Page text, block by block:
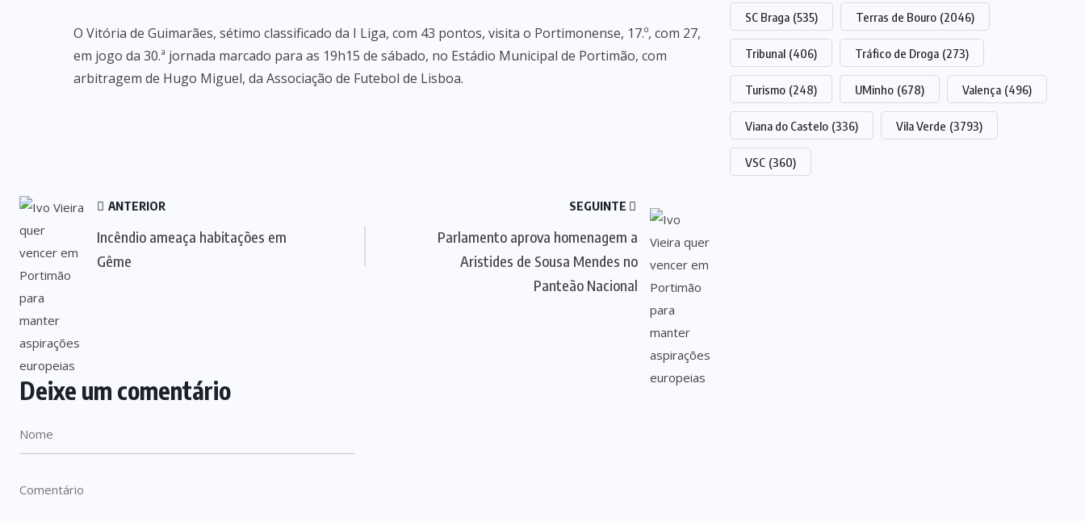
O Vitória de Guimarães, sétimo classificado da I Liga, com 43 pontos, visita o Portimonense, 17.º, com 27,
em jogo da 30.ª jornada marcado para as 19h15 de sábado, no Estádio Municipal de Portimão, com
arbitragem de Hugo Miguel, da Associação de Futebol de Lisboa.
ANTERIOR
Incêndio ameaça habitações em
Gême
SEGUINTE
Parlamento aprova homenagem a
Aristides de Sousa Mendes no
Panteão Nacional
Deixe um comentário
SC Braga (535) Terras de Bouro (2046)
Tribunal (406) Tráfico de Droga (273)
Turismo (248) UMinho (678) Valença (496)
Viana do Castelo (336) Vila Verde (3793)
VSC (360)